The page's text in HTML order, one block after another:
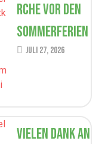
rche vor den
Sommerferien
Juli 27, 2026
Vielen Dank an